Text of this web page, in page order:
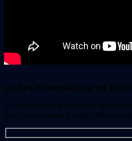
¿Estas interesado/a en
Si quieres saber si la película que
favor, contáctanos. Luego, podrás